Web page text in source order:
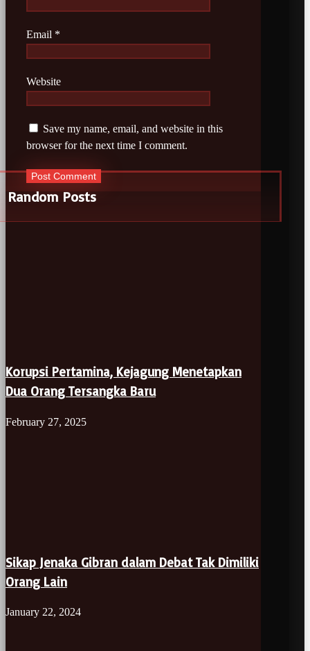
Email *
Website
Save my name, email, and website in this
browser for the next time I comment.
Random Posts
Korupsi Pertamina, Kejagung Menetapkan
Dua Orang Tersangka Baru
February 27, 2025
Sikap Jenaka Gibran dalam Debat Tak Dimiliki
Orang Lain
January 22, 2024